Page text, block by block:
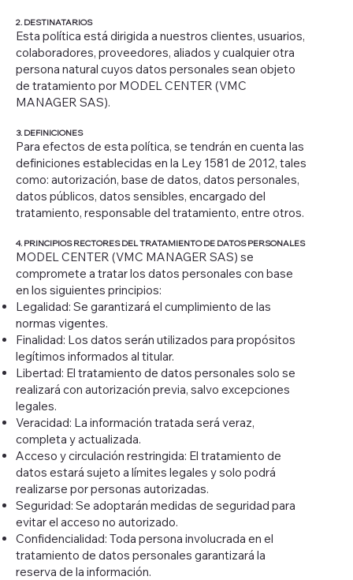
2. DESTINATARIOS
Esta política está dirigida a nuestros clientes, usuarios,
colaboradores, proveedores, aliados y cualquier otra
persona natural cuyos datos personales sean objeto
de tratamiento por MODEL CENTER (VMC
MANAGER SAS).
3. DEFINICIONES
Para efectos de esta política, se tendrán en cuenta las
definiciones establecidas en la Ley 1581 de 2012, tales
como: autorización, base de datos, datos personales,
datos públicos, datos sensibles, encargado del
tratamiento, responsable del tratamiento, entre otros.
4. PRINCIPIOS RECTORES DEL TRATAMIENTO DE DATOS PERSONALES
MODEL CENTER (VMC MANAGER SAS) se
compromete a tratar los datos personales con base
en los siguientes principios:
Legalidad: Se garantizará el cumplimiento de las
normas vigentes.
Finalidad: Los datos serán utilizados para propósitos
legítimos informados al titular.
Libertad: El tratamiento de datos personales solo se
realizará con autorización previa, salvo excepciones
legales.
Veracidad: La información tratada será veraz,
completa y actualizada.
Acceso y circulación restringida: El tratamiento de
datos estará sujeto a límites legales y solo podrá
realizarse por personas autorizadas.
Seguridad: Se adoptarán medidas de seguridad para
evitar el acceso no autorizado.
Confidencialidad: Toda persona involucrada en el
tratamiento de datos personales garantizará la
reserva de la información.